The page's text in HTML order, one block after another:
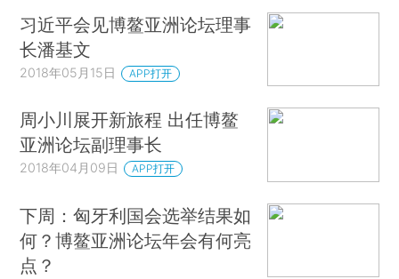
习近平会见博鳌亚洲论坛理事
长潘基文
2018年05月15日 APP打开
周小川展开新旅程 出任博鳌
亚洲论坛副理事长
2018年04月09日 APP打开
下周：匈牙利国会选举结果如
何？博鳌亚洲论坛年会有何亮
点？